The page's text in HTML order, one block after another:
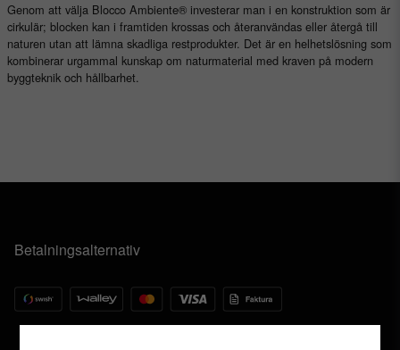
Genom att välja Blocco Ambiente® investerar man i en konstruktion som är
cirkulär; blocken kan i framtiden krossas och återanvändas eller återgå till
naturen utan att lämna skadliga restprodukter. Det är en helhetslösning som
kombinerar urgammal kunskap om naturmaterial med kraven på modern
byggteknik och hållbarhet.
Betalningsalternativ